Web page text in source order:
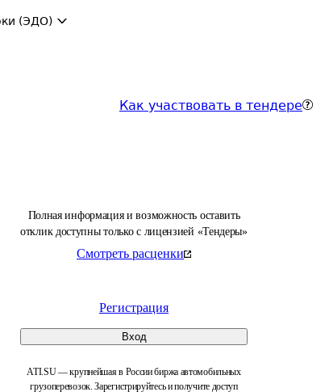
(ЭДО)
Как участвовать в тендере
Полная информация и возможность оставить
отклик доступны только с лицензией «Тендеры»
Смотреть расценки
Регистрация
Вход
ATI.SU — крупнейшая в России биржа автомобильных
грузоперевозок. Зарегистрируйтесь и получите доступ